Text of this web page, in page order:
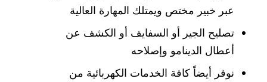
عبر خبير مختص ويمتلك المهارة العالية
تصليح الجير أو السفايف أو الكشف عن
أعطال الدينامو وإصلاحه
نوفر أيضاً كافة الخدمات الكهربائية من